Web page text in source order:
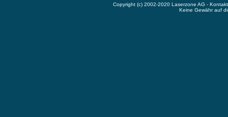
Copyright (c) 2002-2020 Laserzone AG -
Keine Gewähr auf